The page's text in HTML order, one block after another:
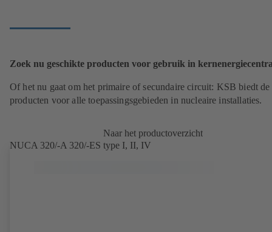
Zoek nu geschikte producten voor gebruik in
Of het nu gaat om het primaire of secundaire circuit: KSB biedt de
producten voor alle toepassingsgebieden in nucleaire installaties.
Naar het productoverzicht
NUCA 320/-A 320/-ES type I, II, IV